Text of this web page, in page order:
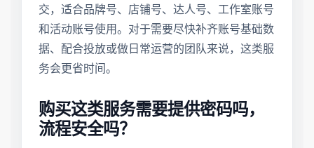
交，适合品牌号、店铺号、达人号、工作室账号
和活动账号使用。对于需要尽快补齐账号基础数
据、配合投放或做日常运营的团队来说，这类服
务会更省时间。
购买这类服务需要提供密码吗，
流程安全吗？